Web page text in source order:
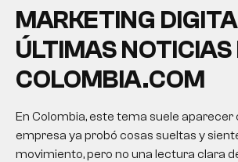
MARKETING
ÚLTIMAS NOTICIAS
COLOMBIA.COM
En Colombia, este tema suele aparecer
empresa ya probó cosas sueltas y
movimiento, pero no una lectura clara